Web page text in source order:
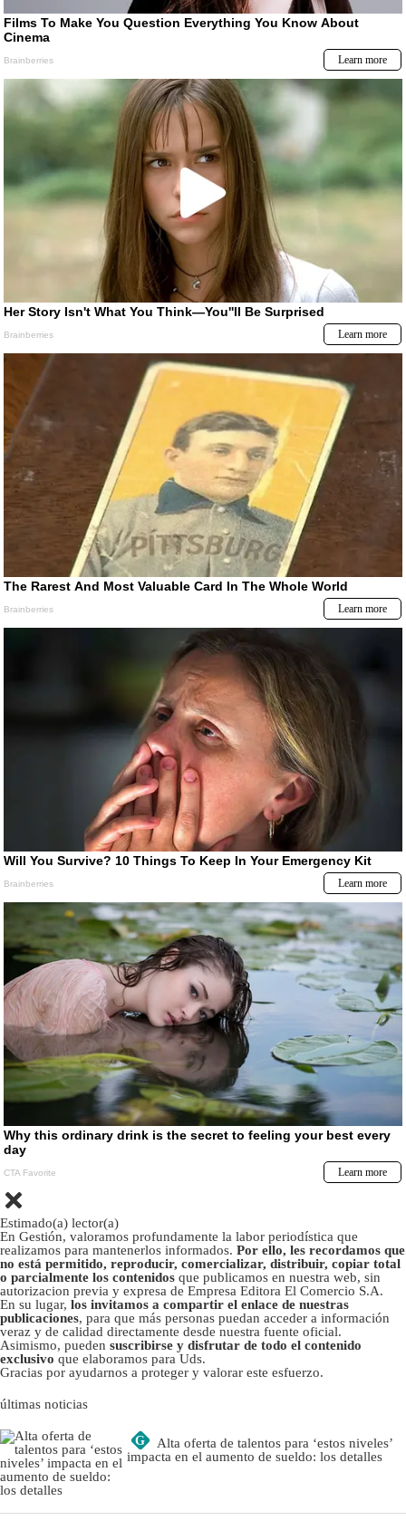
Estimado(a) lector(a)
En Gestión, valoramos profundamente la labor periodística que
realizamos para mantenerlos informados. Por ello, les recordamos que
no está permitido, reproducir, comercializar, distribuir, copiar total
o parcialmente los contenidos que publicamos en nuestra web, sin
autorizacion previa y expresa de Empresa Editora El Comercio S.A.
En su lugar, los invitamos a compartir el enlace de nuestras
publicaciones, para que más personas puedan acceder a información
veraz y de calidad directamente desde nuestra fuente oficial.
Asimismo, pueden suscribirse y disfrutar de todo el contenido
exclusivo que elaboramos para Uds.
Gracias por ayudarnos a proteger y valorar este esfuerzo.
últimas noticias
G
Alta oferta de talentos para ‘estos niveles’
impacta en el aumento de sueldo: los detalles